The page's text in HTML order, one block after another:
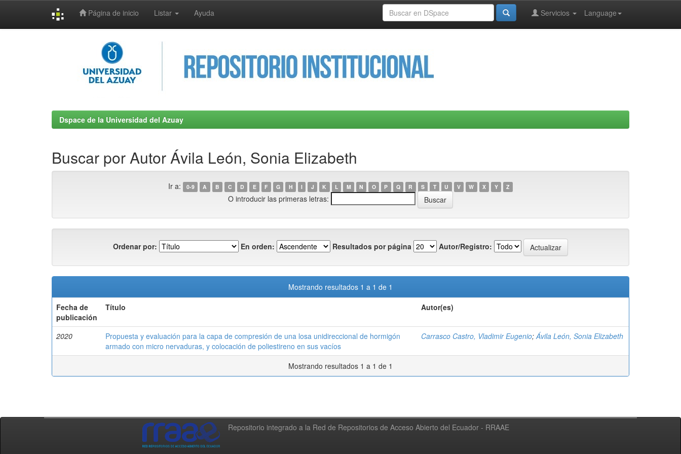
Página de inicio Listar Ayuda Language
Servicios
Dspace de la Universidad del Azuay
Buscar por Autor Ávila León, Sonia Elizabeth
Ir a: 0-9 A B C D E F G H I J K L M N O P Q R S T U V W X Y Z
O introducir las primeras letras:
Ordenar por: En orden: Resultados por página Autor/Registro:
Mostrando resultados 1 a 1 de 1
Fecha de
publicación
Título Autor(es)
2020
Propuesta y evaluación para la capa de compresión de una losa unidireccional de hormigón
armado con micro nervaduras, y colocación de poliestireno en sus vacíos
Carrasco Castro, Vladimir Eugenio;Ávila León, Sonia Elizabeth
Mostrando resultados 1 a 1 de 1
Repositorio integrado a la Red de Repositorios de Acceso Abierto del Ecuador - RRAAE